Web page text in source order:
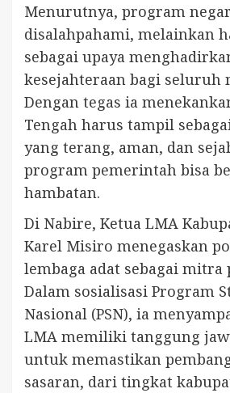
Menurutnya, program
disalahpahami, melainkan
sebagai upaya
kesejahteraan bagi seluruh
Dengan tegas ia
Tengah harus tampil
yang terang, aman, dan
program pemerintah bisa
hambatan.
Di Nabire, Ketua LMA
Karel Misiro menegaskan
lembaga adat sebagai mitra
Dalam sosialisasi Program
Nasional (PSN), ia
LMA memiliki tanggung
untuk memastikan
sasaran, dari tingkat